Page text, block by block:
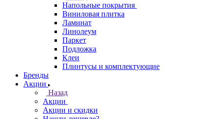
Напольные покрытия
Виниловая плитка
Ламинат
Линолеум
Паркет
Подложка
Клеи
Плинтусы и комплектующие
Бренды
Акции
Назад
Акции
Акции и скидки